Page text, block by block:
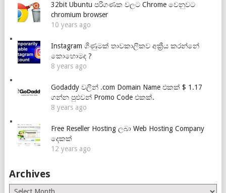
32bit Ubuntu පරිගණක වලට Chrome වෙනුවට
chromium browser
10 years ago
Instagram ගිණුමක් තාවකාලිකව අක්‍රීය කරන්නේ
කොහොමද ?
8 years ago
Godaddy වලින් .com Domain Name එකක් $ 1.17
ගන්න පුළුවන් Promo Code එකක්.
8 years ago
Free Reseller Hosting ලබා Web Hosting Company
දෙකක්
12 years ago
Archives
Archives